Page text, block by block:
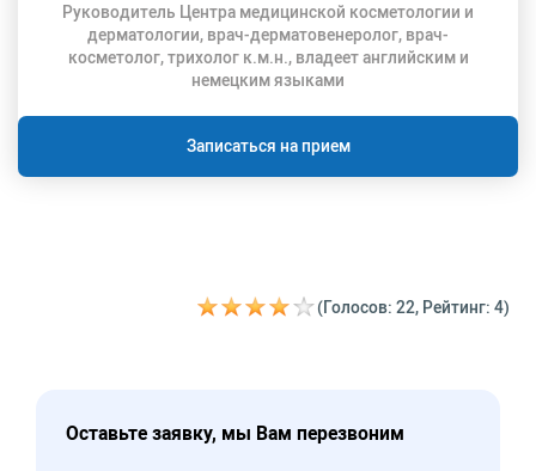
Руководитель Центра медицинской косметологии и
дерматологии, врач-дерматовенеролог, врач-
косметолог, трихолог к.м.н., владеет английским и
немецким языками
Записаться на прием
(Голосов: 22, Рейтинг: 4)
Оставьте заявку, мы Вам перезвоним